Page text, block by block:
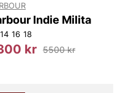
Indie Milita
14 16 18
kr 5500 kr